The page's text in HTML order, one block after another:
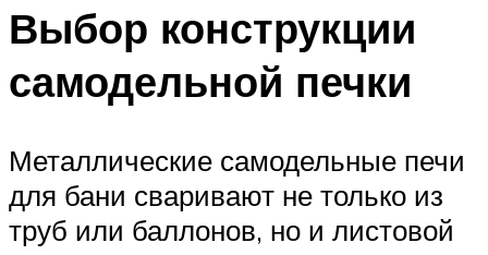
Выбор конструкции
самодельной печки
Металлические самодельные печи
для бани сваривают не только из
труб или баллонов, но и листовой